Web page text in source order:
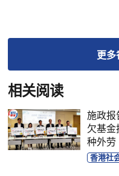
更多
相关阅读
施政报
欠基金
种外劳
香港社